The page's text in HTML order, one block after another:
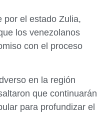
por el estado Zulia,
los venezolanos
con el proceso
en la región
que continuarán
para profundizar el